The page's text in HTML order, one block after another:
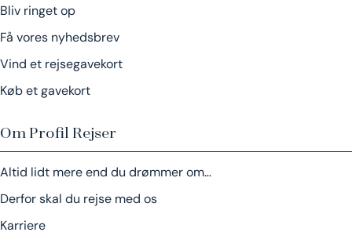
Bliv ringet op
Få vores nyhedsbrev
Vind et rejsegavekort
Køb et gavekort
Om Profil Rejser
Altid lidt mere end du drømmer om…
Derfor skal du rejse med os
Karriere